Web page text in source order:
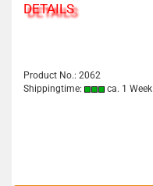
DETAILS
Product No.: 2062
Shippingtime:
ca. 1 Week